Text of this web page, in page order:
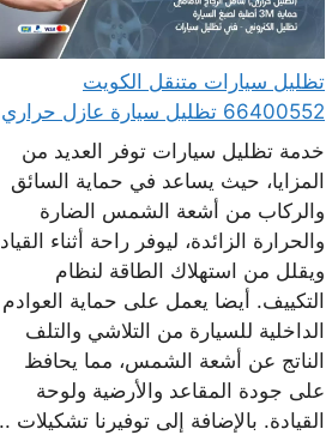
تظليل سيارات متنقل الكويت
66400552 تظليل سيارة عازل حراري
خدمة تظليل سيارات توفر العديد من
المزايا، حيث يساعد في حماية السائق
والركاب من أشعة الشمس الضارة
والحرارة الزائدة، ليوفر راحة أثناء
ويقلل من استهلاك الطاقة لنظام
التكييف. أيضا يعمل على حماية العوادم
الداخلية للسيارة من التلاشي والتلف
الناتج عن أشعة الشمس، مما يحافظ
على جودة المقاعد والأرضية ولوحة
القيادة. بالإضافة إلى توفيرنا تشكيلات